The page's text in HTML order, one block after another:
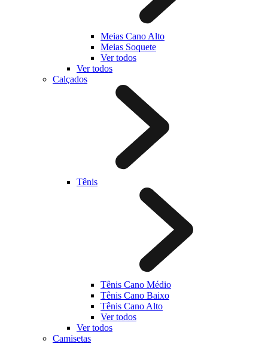
Meias Cano Alto
Meias Soquete
Ver todos
Ver todos
Calçados
Tênis
Tênis Cano Médio
Tênis Cano Baixo
Tênis Cano Alto
Ver todos
Ver todos
Camisetas